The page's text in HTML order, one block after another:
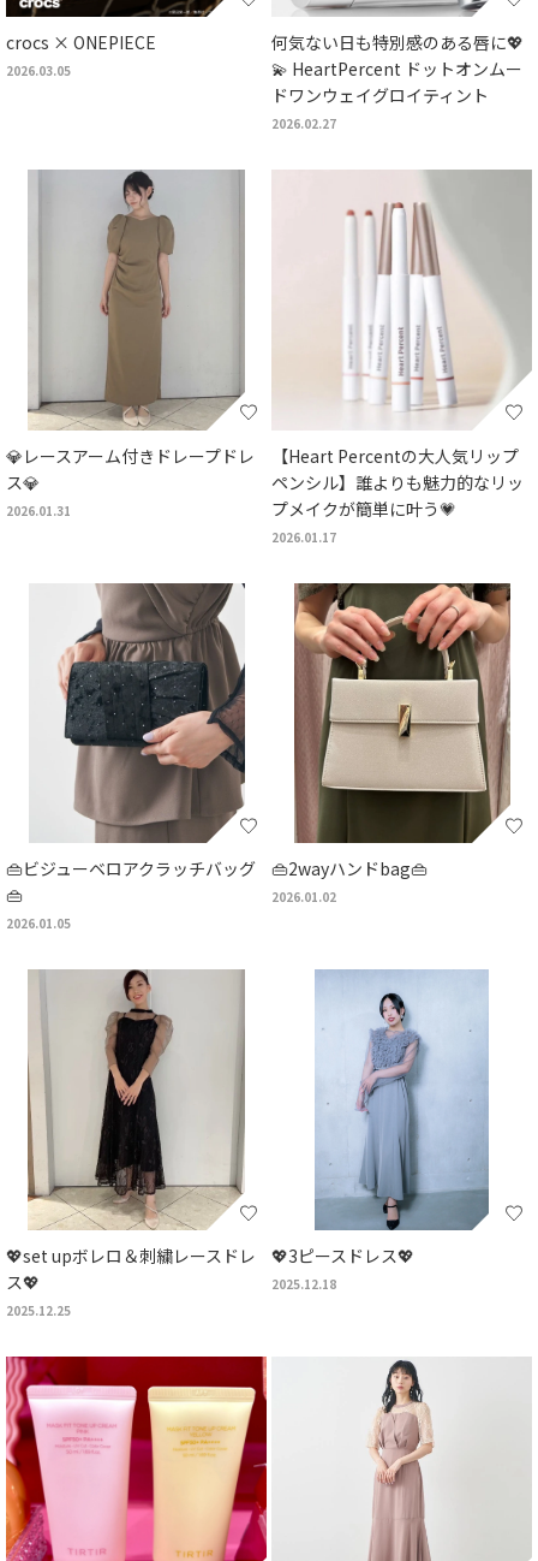
crocs × ONEPIECE
2026.03.05
何気ない日も特別感のある唇に💖
💫 HeartPercent ドットオンムー
ドワンウェイグロイティント
2026.02.27
💎レースアーム付きドレープドレ
ス💎
2026.01.31
【Heart Percentの大人気リップ
ペンシル】誰よりも魅力的なリッ
プメイクが簡単に叶う💗
2026.01.17
👜ビジューベロアクラッチバッグ
👜
2026.01.05
👜2wayハンドbag👜
2026.01.02
💖set upボレロ＆刺繍レースドレ
ス💖
2025.12.25
💖3ピースドレス💖
2025.12.18